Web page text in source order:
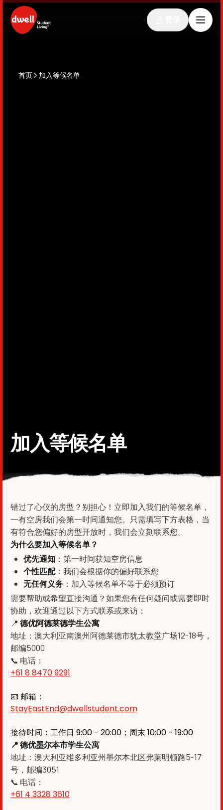
首页 加入等候名单
加入等候名单
错过了心仪的房型？别担心！立即加入我们的等候名单，
一有空房我们会第一时间通知您。只需填写下方表格，当
有符合您偏好的房型开放时，我们会立刻联系您。
为什么要加入等候名单？
优先通知 ：第一时间获知空房信息
个性匹配：我们会根据你的偏好联系您
无任何义务 ：加入等候名单不等于必须预订
需要帮助或希望直接沟通？如果您有任何疑问或需要即时
协助，欢迎通过以下方式联系或来访：
📍 德优阿德莱德学生公寓
地址：澳大利亚南澳州阿德莱德市犹太教堂广场12-18号，
邮编5000
📞 电话：
+61 8 8470 9291
📧 邮箱：
StayEastEnd@dwellstudent.com
接待时间：工作日 9:00 - 20:00；周末 10:00 - 19:00
📍 德优墨尔本市学生公寓
地址：澳大利亚维多利亚州墨尔本北区弗莱明顿路5-17
号，邮编3051
📞 电话：
+61 4 3328 3610